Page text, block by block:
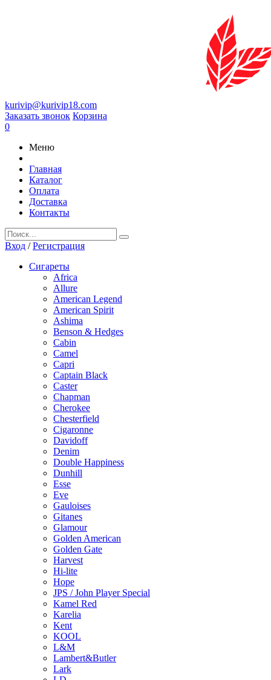
kurivip@kurivip18.com
Заказать звонок Корзина
0
Меню
Главная
Каталог
Оплата
Доставка
Контакты
Вход /Регистрация
Сигареты
Africa
Allure
American Legend
American Spirit
Ashima
Benson & Hedges
Cabin
Camel
Capri
Captain Black
Caster
Chapman
Cherokee
Chesterfield
Cigaronne
Davidoff
Denim
Double Happiness
Dunhill
Esse
Eve
Gauloises
Gitanes
Glamour
Golden American
Golden Gate
Harvest
Hi-lite
Hope
JPS / John Player Special
Kamel Red
Karelia
Kent
KOOL
L&M
Lambert&Butler
Lark